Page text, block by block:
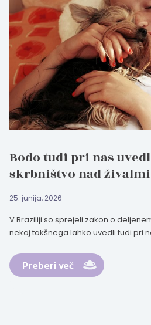
Bodo tudi pri nas
skrbništvo nad
25. junija, 2026
V Braziliji so sprejeli zakon o
nekaj takšnega lahko uvedli tudi pri
Preberi več